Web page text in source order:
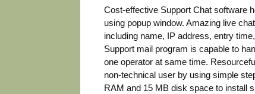
Cost-effective Support Chat software
using popup window. Amazing live
including name, IP address, entry
Support mail program is capable to
one operator at same time.
non-technical user by using simple
RAM and 15 MB disk space to install